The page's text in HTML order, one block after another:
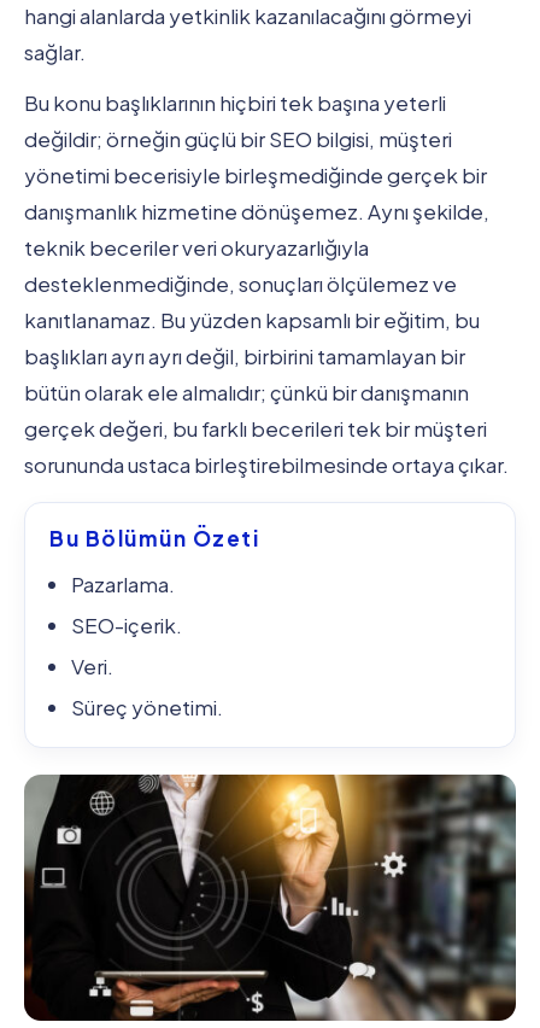
hangi alanlarda yetkinlik kazanılacağını görmeyi
sağlar.
Bu konu başlıklarının hiçbiri tek başına yeterli
değildir; örneğin güçlü bir SEO bilgisi, müşteri
yönetimi becerisiyle birleşmediğinde gerçek bir
danışmanlık hizmetine dönüşemez. Aynı şekilde,
teknik beceriler veri okuryazarlığıyla
desteklenmediğinde, sonuçları ölçülemez ve
kanıtlanamaz. Bu yüzden kapsamlı bir eğitim, bu
başlıkları ayrı ayrı değil, birbirini tamamlayan bir
bütün olarak ele almalıdır; çünkü bir danışmanın
gerçek değeri, bu farklı becerileri tek bir müşteri
sorununda ustaca birleştirebilmesinde ortaya çıkar.
Bu Bölümün Özeti
Pazarlama.
SEO-içerik.
Veri.
Süreç yönetimi.